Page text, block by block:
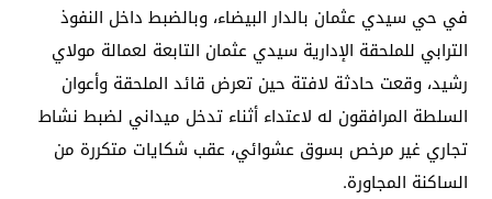
في حي سيدي عثمان بالدار البيضاء، وبالضبط داخل النفوذ
الترابي للملحقة الإدارية سيدي عثمان التابعة لعمالة مولاي
رشيد، وقعت حادثة لافتة حين تعرض قائد الملحقة وأعوان
السلطة المرافقون له لاعتداء أثناء تدخل ميداني لضبط نشاط
تجاري غير مرخص بسوق عشوائي، عقب شكايات متكررة من
الساكنة المجاورة.